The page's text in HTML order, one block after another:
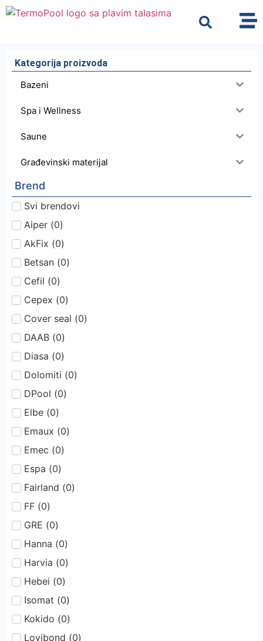
Kategorija proizvoda
Bazeni
Spa i Wellness
Saune
Građevinski materijal
Brend
Svi brendovi
Aiper (0)
AkFix (0)
Betsan (0)
Cefil (0)
Cepex (0)
Cover seal (0)
DAAB (0)
Diasa (0)
Dolomiti (0)
DPool (0)
Elbe (0)
Emaux (0)
Emec (0)
Espa (0)
Fairland (0)
FF (0)
GRE (0)
Hanna (0)
Harvia (0)
Hebei (0)
Isomat (0)
Kokido (0)
Lovibond (0)